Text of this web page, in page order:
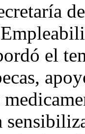
el